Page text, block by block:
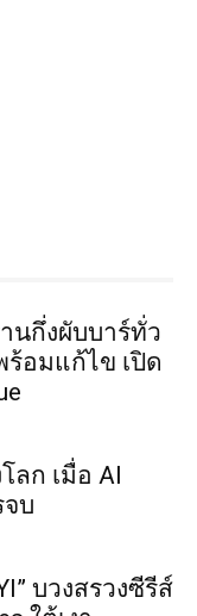
นกึ่งผับบาร์ทั่ว
ร้อมแก้ไข เปิด
ลก เมื่อ AI
จบ
บวงสรวงซีรีส์